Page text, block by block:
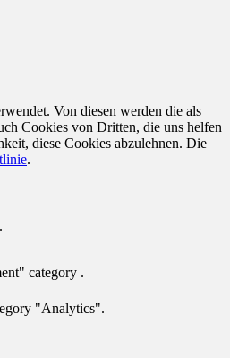
Von diesen werden die als
Cookies von Dritten, die uns helfen
diese Cookies abzulehnen. Die
.
category .
"Analytics".